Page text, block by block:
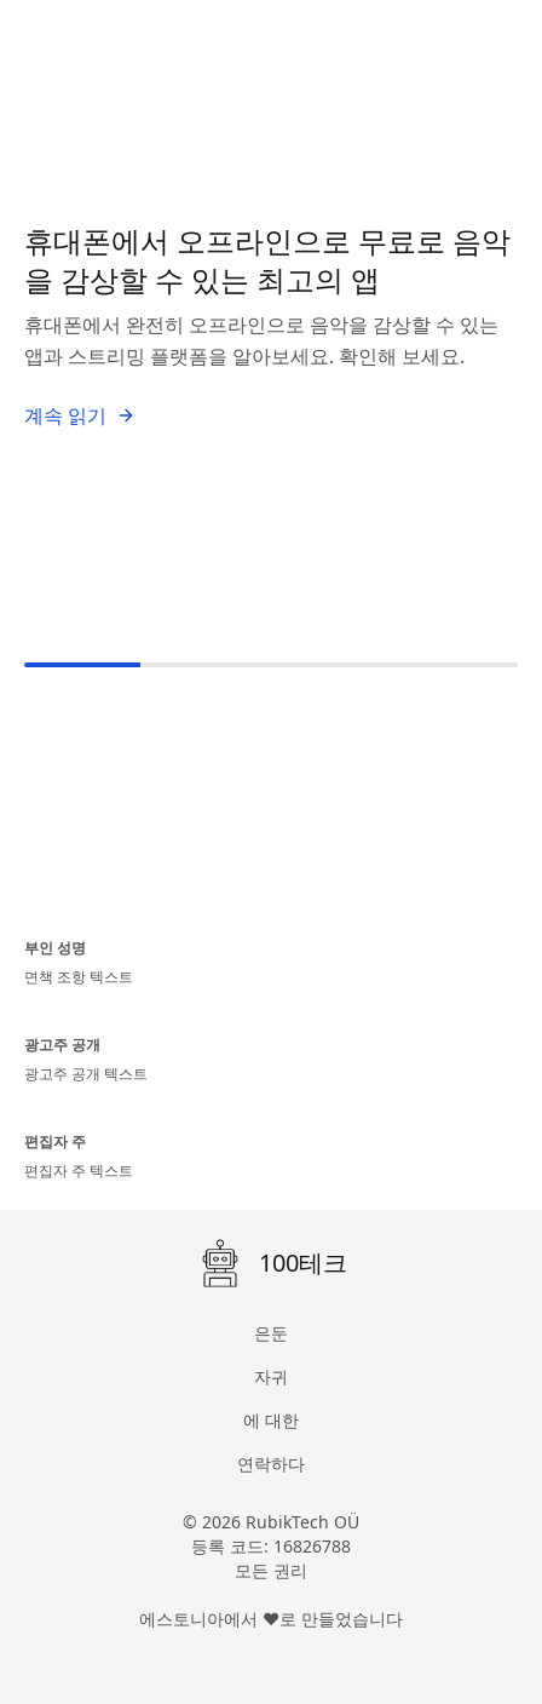
휴대폰에서 오프라인으로 무료로 음악
을 감상할 수 있는 최고의 앱
휴대폰에서 완전히 오프라인으로 음악을 감상할 수 있는
앱과 스트리밍 플랫폼을 알아보세요. 확인해 보세요.
계속 읽기
부인 성명
면책 조항 텍스트
광고주 공개
광고주 공개 텍스트
편집자 주
편집자 주 텍스트
100테크
은둔
자귀
에 대한
연락하다
© 2026 RubikTech OÜ
등록 코드: 16826788
모든 권리
에스토니아에서 ❤로 만들었습니다